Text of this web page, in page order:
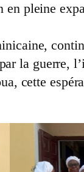
pleine
la guerre,
cette